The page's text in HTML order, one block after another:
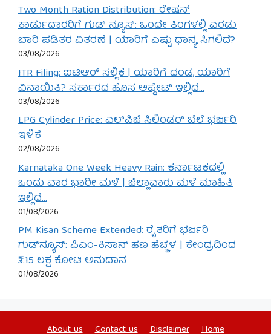
Two Month Ration Distribution: ರೇಷನ್
ಕಾರ್ಡುದಾರರಿಗೆ ಗುಡ್ ನ್ಯೂಸ್: ಒಂದೇ ತಿಂಗಳಲ್ಲಿ ಎರಡು
ಬಾರಿ ಪಡಿತರ ವಿತರಣೆ | ಯಾರಿಗೆ ಎಷ್ಟು ಧಾನ್ಯ ಸಿಗಲಿದೆ?
03/08/2026
ITR Filing: ಐಟಿಆರ್ ಸಲ್ಲಿಕೆ | ಯಾರಿಗೆ ದಂಡ, ಯಾರಿಗೆ
ವಿನಾಯಿತಿ? ಸರ್ಕಾರದ ಹೊಸ ಅಪ್ಡೇಟ್ ಇಲ್ಲಿದೆ…
03/08/2026
LPG Cylinder Price: ಎಲ್‌ಪಿಜಿ ಸಿಲಿಂಡರ್ ಬೆಲೆ ಭರ್ಜರಿ
ಇಳಿಕೆ
02/08/2026
Karnataka One Week Heavy Rain: ಕರ್ನಾಟಕದಲ್ಲಿ
ಒಂದು ವಾರ ಭಾರೀ ಮಳೆ | ಜಿಲ್ಲಾವಾರು ಮಳೆ ಮಾಹಿತಿ
ಇಲ್ಲಿದೆ…
01/08/2026
PM Kisan Scheme Extended: ರೈತರಿಗೆ ಭರ್ಜರಿ
ಗುಡ್‌ನ್ಯೂಸ್: ಪಿಎಂ-ಕಿಸಾನ್ ಹಣ ಹೆಚ್ಚಳ | ಕೇಂದ್ರದಿಂದ
₹3.15 ಲಕ್ಷ ಕೋಟಿ ಅನುದಾನ
01/08/2026
About us Contact us Disclaimer Home